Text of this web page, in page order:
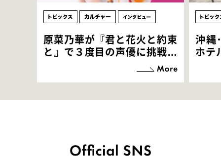
原菜乃華が『君と花火と約束
と』で３度目の声優に挑戦！
「お邪魔させてもらっている
感覚ですが､お芝居に没頭で
沖縄
ホテ